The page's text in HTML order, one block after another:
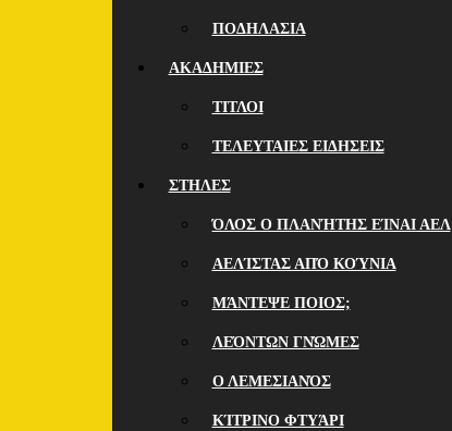
ΠΟΔΗΛΑΣΙΑ
ΑΚΑΔΗΜΙΕΣ
ΤΙΤΛΟΙ
ΤΕΛΕΥΤΑΙΕΣ ΕΙΔΗΣΕΙΣ
ΣΤΗΛΕΣ
ΌΛΟΣ Ο ΠΛΑΝΉΤΗΣ ΕΊΝΑΙ ΑΕΛ
ΑΕΛΊΣΤΑΣ ΑΠΌ ΚΟΎΝΙΑ
ΜΆΝΤΕΨΕ ΠΟΙOΣ;
ΛΕΌΝΤΩΝ ΓΝΏΜΕΣ
Ο ΛΕΜΕΣΙΑΝΌΣ
ΚΊΤΡΙΝΟ ΦΤΥΆΡΙ